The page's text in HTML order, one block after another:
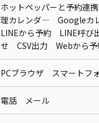
ホットペッパーと予約連
理カレンダ― Googleカ
LINEから予約 LINE呼び
せ CSV出力 Webから
PCブラウザ スマートフ
電話 メール